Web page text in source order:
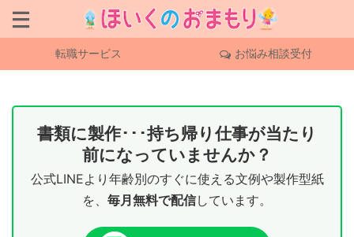
転職サービス お悩み相談受付
書類に製作･･･持ち帰り仕事が当たり
前になっていませんか？
公式LINEより年齢別のすぐに使える文例や製作型紙
を、 毎月無料で配信しています。